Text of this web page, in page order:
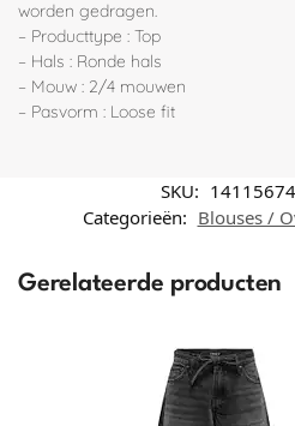
worden gedragen.
– Producttype : Top
– Hals : Ronde hals
– Mouw : 2/4 mouwen
– Pasvorm : Loose fit
SKU:
Categorieën: Blouses /
Gerelateerde producten